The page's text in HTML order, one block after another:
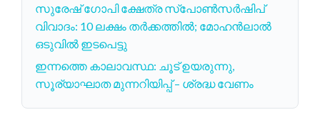
സുരേഷ് ഗോപി ക്ഷേത്ര സ്‌പോൺസർഷിപ്‌
വിവാദം: 10 ലക്ഷം തർക്കത്തിൽ; മോഹൻലാൽ
ഒടുവിൽ ഇടപെട്ടു
ഇന്നത്തെ കാലാവസ്ഥ: ചൂട് ഉയരുന്നു,
സൂര്യാഘാത മുന്നറിയിപ്പ് – ശ്രദ്ധ വേണം